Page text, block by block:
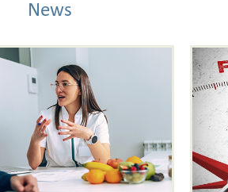
News